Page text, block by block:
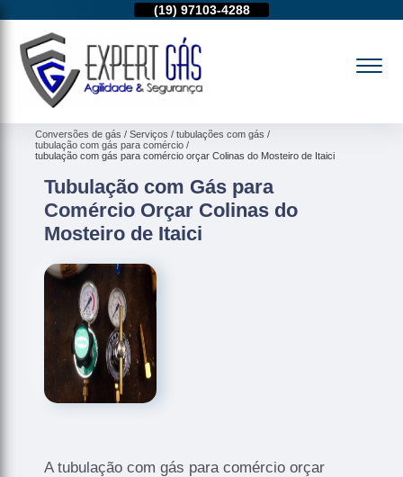
(19) 97103-4288
Conversões de gás Serviços
tubulações com gás
tubulação com gás para comércio
tubulação com gás para comércio orçar Colinas do Mosteiro de Itaici
Tubulação com Gás para
Comércio Orçar Colinas do
Mosteiro de Itaici
A tubulação com gás para comércio orçar